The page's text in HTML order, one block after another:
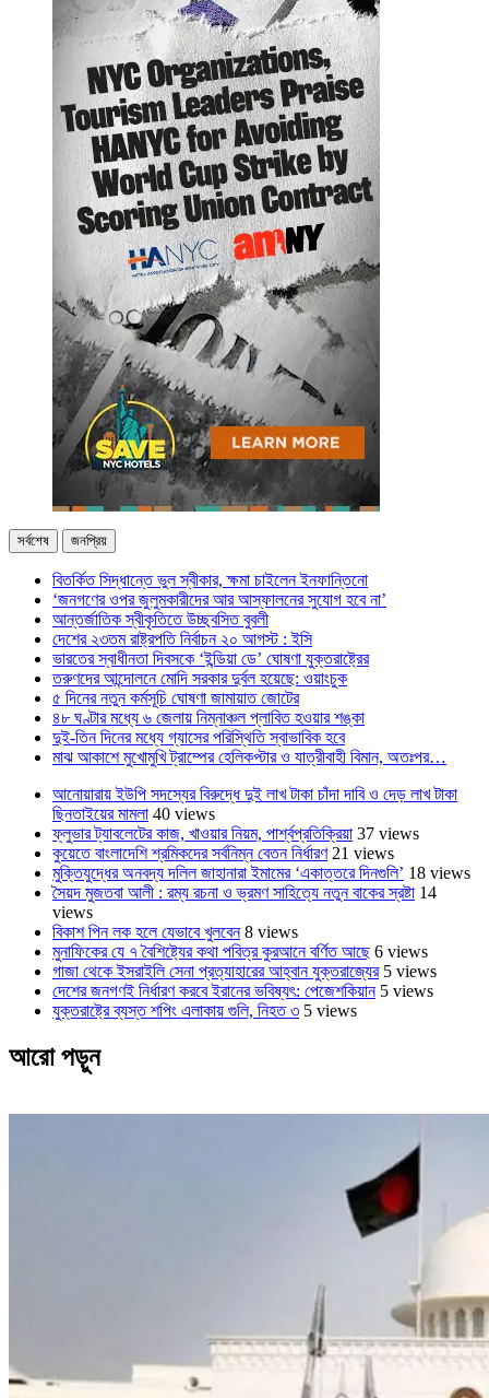
সর্বশেষ জনপ্রিয়
বিতর্কিত সিদ্ধান্তে ভুল স্বীকার, ক্ষমা চাইলেন ইনফান্তিনো
‘জনগণের ওপর জুলুমকারীদের আর আস্ফালনের সুযোগ হবে না’
আন্তর্জাতিক স্বীকৃতিতে উচ্ছ্বসিত বুবলী
দেশের ২৩তম রাষ্ট্রপতি নির্বাচন ২০ আগস্ট : ইসি
ভারতের স্বাধীনতা দিবসকে ‘ইন্ডিয়া ডে’ ঘোষণা যুক্তরাষ্ট্রের
তরুণদের আন্দোলনে মোদি সরকার দুর্বল হয়েছে: ওয়াংচুক
৫ দিনের নতুন কর্মসূচি ঘোষণা জামায়াত জোটের
৪৮ ঘণ্টার মধ্যে ৬ জেলায় নিম্নাঞ্চল প্লাবিত হওয়ার শঙ্কা
দুই-তিন দিনের মধ্যে গ্যাসের পরিস্থিতি স্বাভাবিক হবে
মাঝ আকাশে মুখোমুখি ট্রাম্পের হেলিকপ্টার ও যাত্রীবাহী বিমান, অতঃপর…
আনোয়ারায় ইউপি সদস্যের বিরুদ্ধে দুই লাখ টাকা চাঁদা দাবি ও দেড় লাখ টাকা
ছিনতাইয়ের মামলা 40 views
ফ্লুভার ট্যাবলেটের কাজ, খাওয়ার নিয়ম, পার্শ্বপ্রতিক্রিয়া 37 views
কুয়েতে বাংলাদেশি শ্রমিকদের সর্বনিম্ন বেতন নির্ধারণ 21 views
মুক্তিযুদ্ধের অনবদ্য দলিল জাহানারা ইমামের ‘একাত্তরে দিনগুলি’ 18 views
সৈয়দ মুজতবা আলী : রম্য রচনা ও ভ্রমণ সাহিত্যে নতুন বাকের স্রষ্টা 14
views
বিকাশ পিন লক হলে যেভাবে খুলবেন 8 views
মুনাফিকের যে ৭ বৈশিষ্ট্যের কথা পবিত্র কুরআনে বর্ণিত আছে 6 views
গাজা থেকে ইসরাইলি সেনা প্রত্যাহারের আহ্বান যুক্তরাজ্যের 5 views
দেশের জনগণই নির্ধারণ করবে ইরানের ভবিষ্যৎ: পেজেশকিয়ান 5 views
যুক্তরাষ্ট্রে ব্যস্ত শপিং এলাকায় গুলি, নিহত ৩ 5 views
আরো পড়ুন